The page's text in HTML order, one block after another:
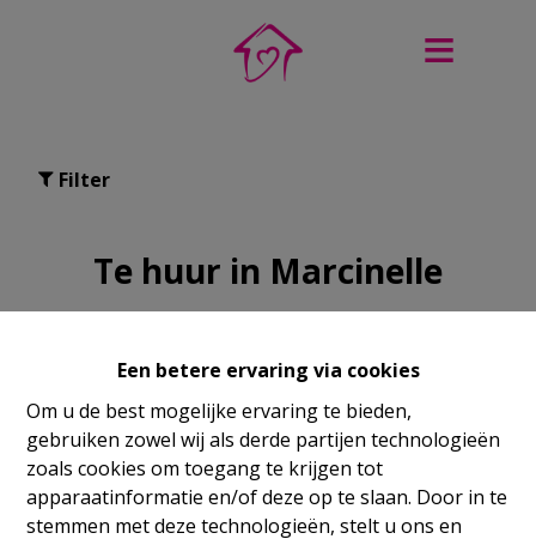
Een betere ervaring via cookies
Om u de best mogelijke ervaring te bieden,
gebruiken zowel wij als derde partijen technologieën
zoals cookies om toegang te krijgen tot
apparaatinformatie en/of deze op te slaan. Door in te
stemmen met deze technologieën, stelt u ons en
Filter
Te huur in Marcinelle
NIEW